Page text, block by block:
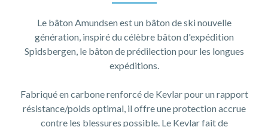
Le bâton Amundsen est un bâton de ski nouvelle
génération, inspiré du célèbre bâton d'expédition
Spidsbergen, le bâton de prédilection pour les longues
expéditions.
Fabriqué en carbone renforcé de Kevlar pour un rapport
résistance/poids optimal, il offre une protection accrue
contre les blessures possible. Le Kevlar fait de